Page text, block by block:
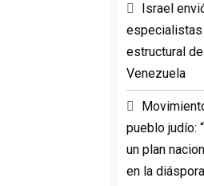
Israel
especialistas
estructural
Venezuela
pueblo judío:
un plan
en la